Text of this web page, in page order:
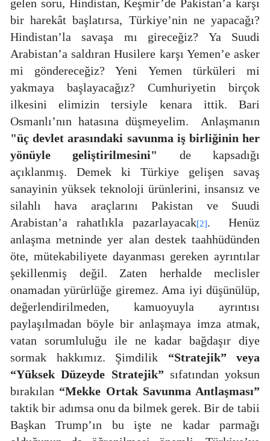
gelen soru, Hindistan, Keşmir’de Pakistan’a karşı
bir harekât başlatırsa, Türkiye’nin ne yapacağı?
Hindistan’la savaşa mı gireceğiz? Ya Suudi
Arabistan’a saldıran Husilere karşı Yemen’e asker
mi göndereceğiz? Yeni Yemen türküleri mi
yakmaya başlayacağız? Cumhuriyetin birçok
ilkesini elimizin tersiyle kenara ittik. Bari
Osmanlı’nın hatasına düşmeyelim.
Anlaşmanın
"üç devlet arasındaki savunma iş birliğinin her
yönüyle geliştirilmesini"
de kapsadığı
açıklanmış. Demek ki Türkiye gelişen savaş
sanayinin yüksek teknoloji ürünlerini, insansız ve
silahlı hava araçlarını Pakistan ve Suudi
Arabistan’a rahatlıkla pazarlayacak[2].
Henüz
anlaşma metninde yer alan destek taahhüdünden
öte, mütekabiliyete dayanması gereken ayrıntılar
şekillenmiş değil. Zaten herhalde meclisler
onamadan yürürlüğe giremez. Ama iyi düşünülüp,
değerlendirilmeden, kamuoyuyla ayrıntısı
paylaşılmadan böyle bir anlaşmaya imza atmak,
vatan sorumluluğu ile ne kadar bağdaşır diye
sormak hakkımız. Şimdilik “Stratejik” veya
“Yüksek Düzeyde Stratejik” sıfatından yoksun
bırakılan “Mekke Ortak Savunma Antlaşması”
taktik bir adımsa onu da bilmek gerek. Bir de tabii
Başkan Trump’ın bu işte ne kadar parmağı